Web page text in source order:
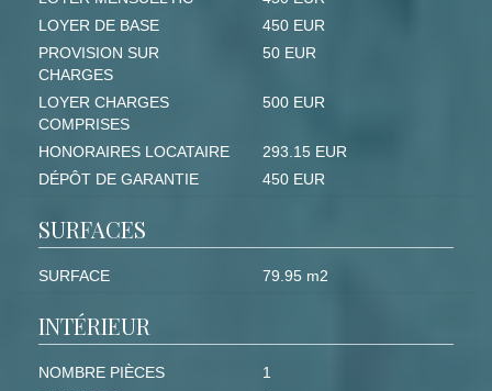
LOYER DE BASE
450 EUR
PROVISION SUR
CHARGES
50 EUR
LOYER CHARGES
COMPRISES
500 EUR
HONORAIRES LOCATAIRE
293.15 EUR
DÉPÔT DE GARANTIE
450 EUR
SURFACES
SURFACE 79.95 m2
INTÉRIEUR
NOMBRE PIÈCES
1